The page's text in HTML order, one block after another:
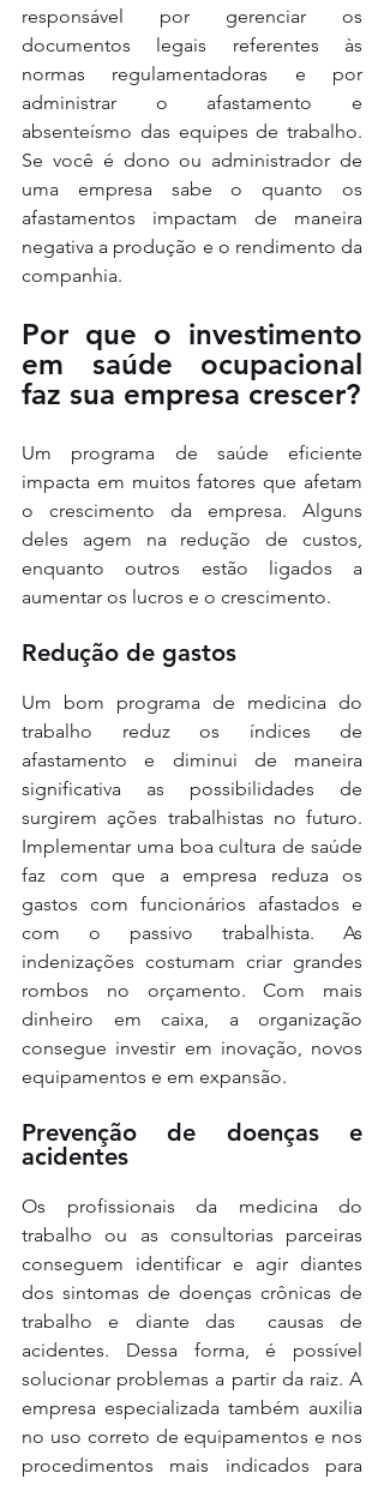
responsável por gerenciar os
documentos legais referentes às
normas regulamentadoras e por
administrar o afastamento e
absenteísmo das equipes de trabalho.
Se você é dono ou administrador de
uma empresa sabe o quanto os
afastamentos impactam de maneira
negativa a produção e o rendimento da
companhia.
Por que o investimento
em saúde ocupacional
faz sua empresa crescer?
Um programa de saúde eficiente
impacta em muitos fatores que afetam
o crescimento da empresa. Alguns
deles agem na redução de custos,
enquanto outros estão ligados a
aumentar os lucros e o crescimento.
Redução de gastos
Um bom programa de medicina do
trabalho reduz os índices de
afastamento e diminui de maneira
significativa as possibilidades de
surgirem ações trabalhistas no futuro.
Implementar uma boa cultura de saúde
faz com que a empresa reduza os
gastos com funcionários afastados e
com o passivo trabalhista. As
indenizações costumam criar grandes
rombos no orçamento. Com mais
dinheiro em caixa, a organização
consegue investir em inovação, novos
equipamentos e em expansão.
Prevenção de doenças e
acidentes
Os profissionais da medicina do
trabalho ou as consultorias parceiras
conseguem identificar e agir diantes
dos sintomas de doenças crônicas de
trabalho e diante das  causas de
acidentes. Dessa forma, é possível
solucionar problemas a partir da raiz. A
empresa especializada também auxilia
no uso correto de equipamentos e nos
procedimentos mais indicados para